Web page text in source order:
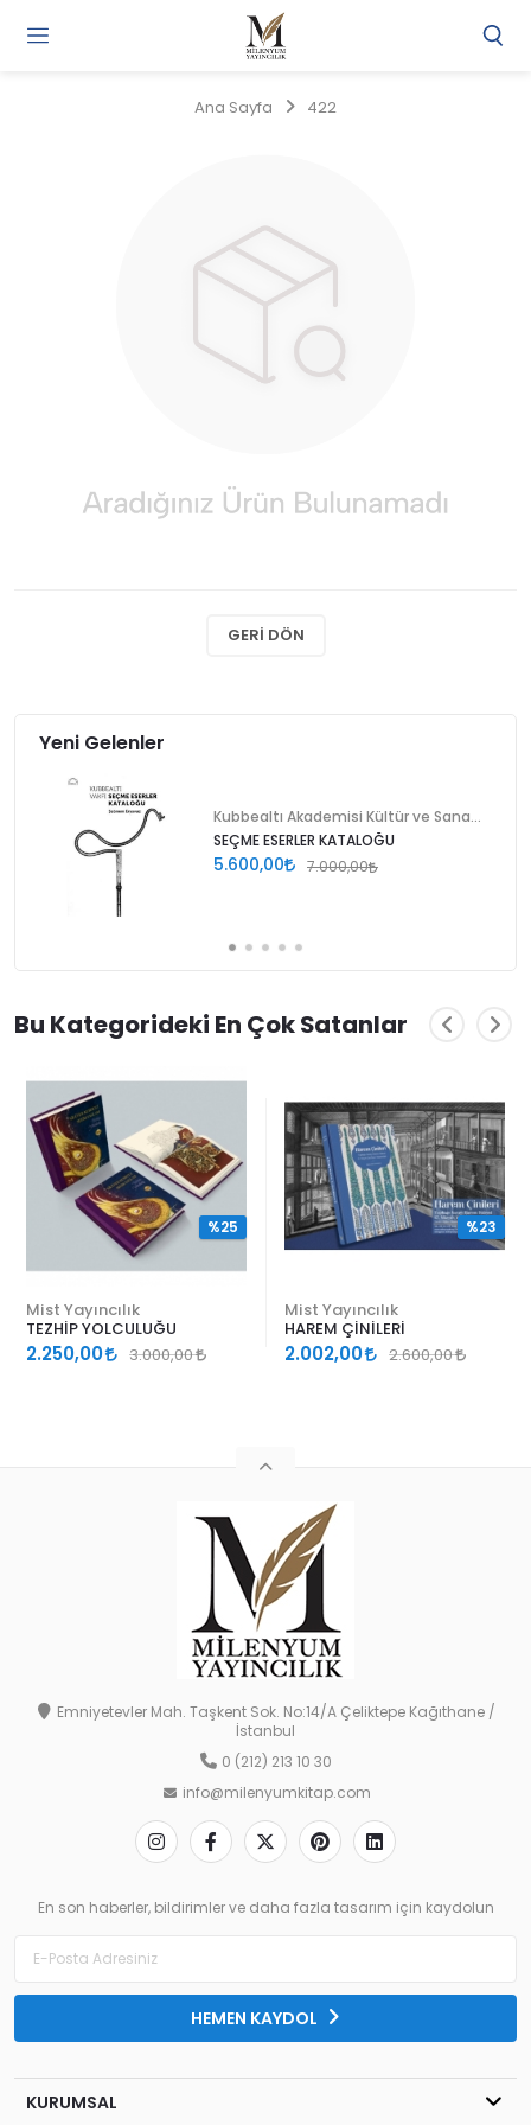
Ana Sayfa 422
GERI DÖN
Yeni Gelenler
SEÇME ESERLER KATALOĞU
5.600,00 7.000,00
Bu Kategorideki En Çok Satanlar
Mist Yayıncılık
TEZHİP YOLCULUĞU
2.250,00 3.000,00
%25
Mist Yayıncılık
HAREM ÇİNİLERİ
2.002,00 2.600,00
%23
Emniyetevler Mah. Taşkent Sok. No:14/A Çeliktepe Kağıthane /
İstanbul
0 (212) 213 10 30
info@milenyumkitap.com
En son haberler, bildirimler ve daha fazla tasarım için kaydolun
HEMEN KAYDOL
KURUMSAL